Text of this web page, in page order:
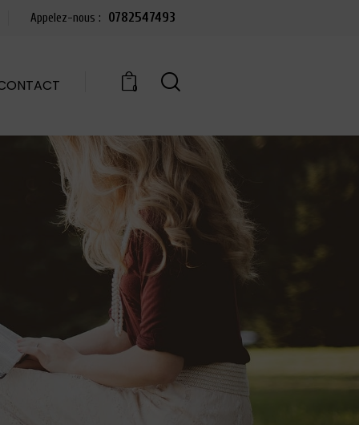
Appelez-nous : 0782547493
0